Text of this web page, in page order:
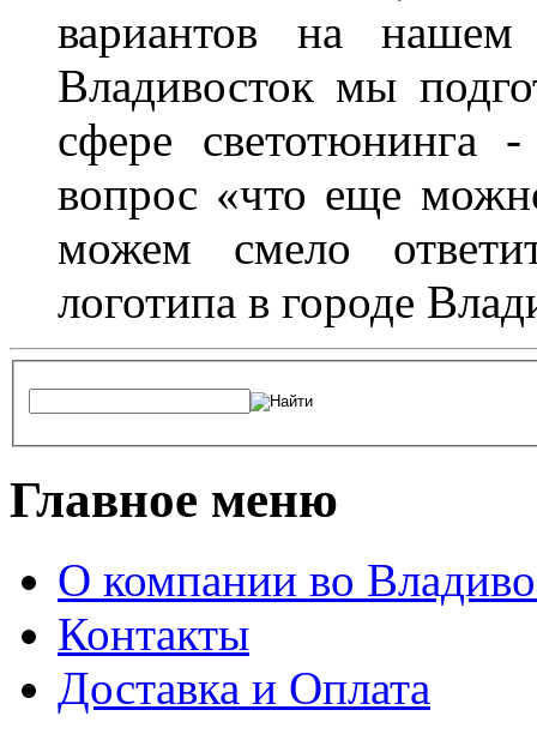
вариантов на
Владивосток мы
сфере светотюнинга
вопрос «что еще
можем смело
логотипа в городе
Главное меню
О компании во
Контакты
Доставка и Оплата